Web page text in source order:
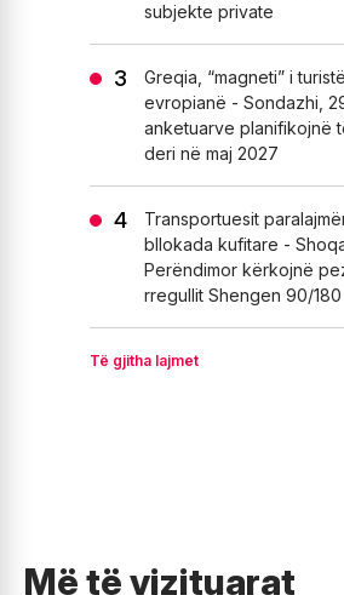
subjekte private
Greqia, “magneti” i
evropianë - Sondazhi,
anketuarve planifikojnë
deri në maj 2027
Transportuesit
bllokada kufitare -
Perëndimor kërkojnë
rregullit Shengen 90/180
Të gjitha lajmet
Më të vizituarat